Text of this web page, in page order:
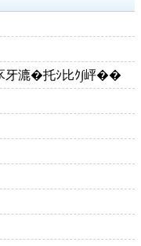
牙漉�托ｼ比ｸ∫岼��